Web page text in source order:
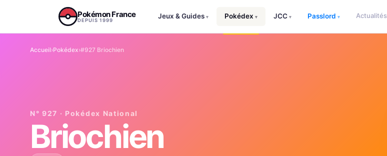
Pokémon France
DEPUIS 1999
Jeux & Guides ▾ Pokédex ▾ JCC ▾ Passlord ▾ Actualités
Accueil›Pokédex›#927 Briochien
N° 927 · Pokédex National
Briochien